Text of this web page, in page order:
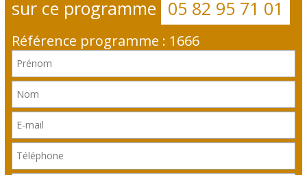
sur ce programme 05 82 95 71 01
Référence programme : 1666